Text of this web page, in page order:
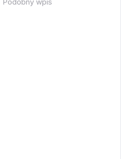
Podobny wpis